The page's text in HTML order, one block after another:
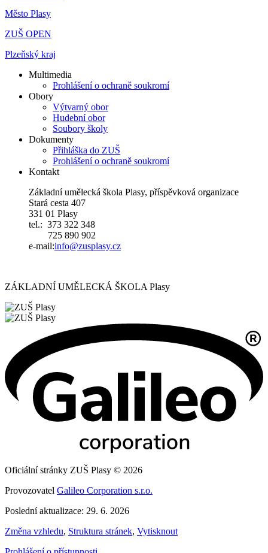
Město Plasy
ZUŠ OPEN
Plzeňský kraj
Multimedia
Prohlášení o ochraně soukromí
Obory
Výtvarný obor
Hudební obor
Soubory školy
Dokumenty
Přihláška do ZUŠ
Prohlášení o ochraně soukromí
Kontakt
Základní umělecká škola Plasy, příspěvková organizace
Stará cesta 407
331 01 Plasy
tel.: 373 322 348
725 890 902
e-mail:info@zusplasy.cz
ZÁKLADNÍ UMĚLECKÁ ŠKOLA Plasy
Oficiální stránky ZUŠ Plasy © 2026
Provozovatel Galileo Corporation s.r.o.
Poslední aktualizace: 29. 6. 2026
Změna vzhledu, Struktura stránek, Vytisknout